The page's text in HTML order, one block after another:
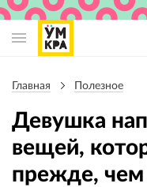
навигации
Главная Полезное
Девушка
вещей,
прежде, чем